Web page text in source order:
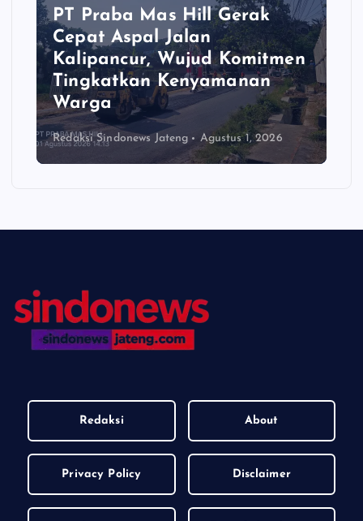
PT Praba Mas Hill Gerak
Cepat Aspal Jalan
Kalipancur, Wujud Komitmen
Tingkatkan Kenyamanan
Warga
Redaksi Sindonews Jateng Agustus 1, 2026
Redaksi About
Privacy Policy Disclaimer